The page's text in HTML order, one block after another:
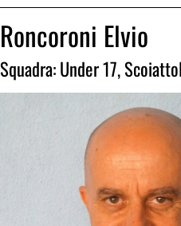
Roncoroni Elvio
Squadra:Under 17,